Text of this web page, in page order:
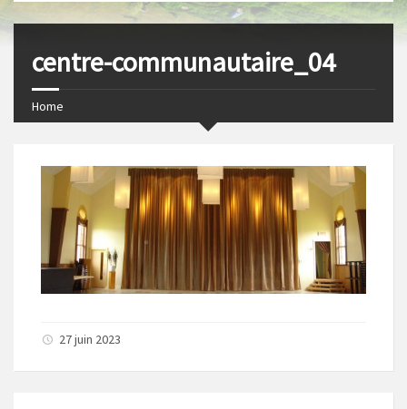
centre-communautaire_04
Home
27 juin 2023